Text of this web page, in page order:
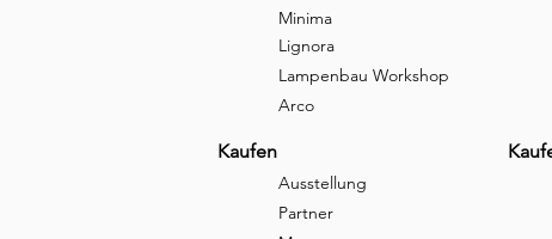
Minima
Lignora
Lampenbau Workshop
Arco
Kaufen
Ausstellung
Partner